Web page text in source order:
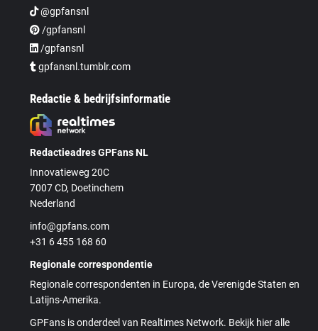
@gpfansnl
/gpfansnl
/gpfansnl
gpfansnl.tumblr.com
Redactie & bedrijfsinformatie
Redactieadres GPFans NL
Innovatieweg 20C
7007 CD, Doetinchem
Nederland
info@gpfans.com
+31 6 455 168 60
Regionale correspondentie
Regionale correspondenten in Europa, de Verenigde Staten en
Latijns-Amerika.
GPFans is onderdeel van Realtimes Network. Bekijk hier alle